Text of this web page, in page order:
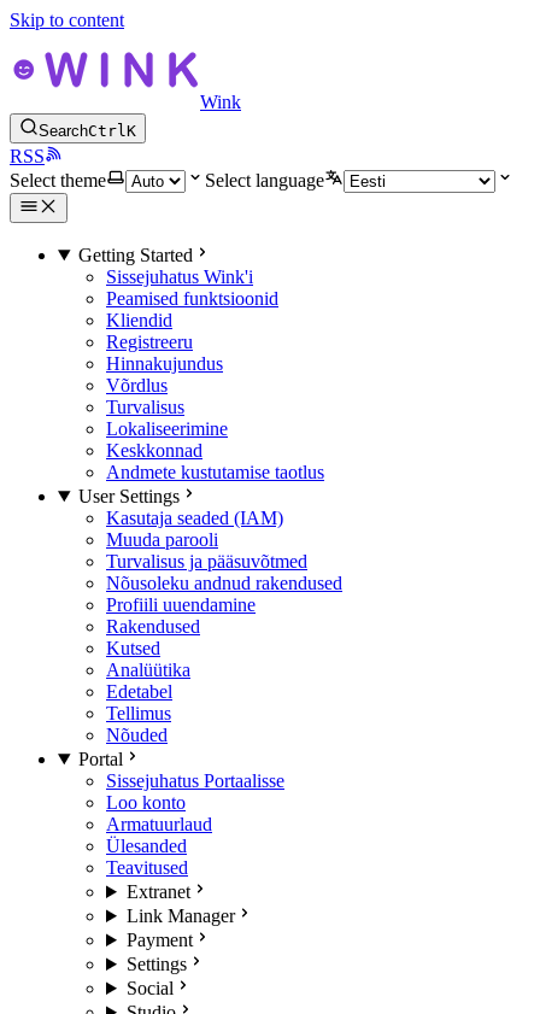
Skip to content
Wink
SearchCtrlK
RSS
Select theme
Select language
Getting Started
Sissejuhatus Wink'i
Peamised funktsioonid
Kliendid
Registreeru
Hinnakujundus
Võrdlus
Turvalisus
Lokaliseerimine
Keskkonnad
Andmete kustutamise taotlus
User Settings
Kasutaja seaded (IAM)
Muuda parooli
Turvalisus ja pääsuvõtmed
Nõusoleku andnud rakendused
Profiili uuendamine
Rakendused
Kutsed
Analüütika
Edetabel
Tellimus
Nõuded
Portal
Sissejuhatus Portaalisse
Loo konto
Armatuurlaud
Ülesanded
Teavitused
Extranet
Link Manager
Payment
Settings
Social